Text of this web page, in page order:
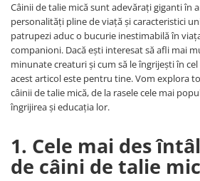
Câinii de talie mică sunt adevărați giganti în
personalități pline de viață și caracteristici
patrupezi aduc o bucurie inestimabilă în
companioni. Dacă ești interesat să afli mai
minunate creaturi și cum să le îngrijești în
acest articol este pentru tine. Vom explora
câinii de talie mică, de la rasele cele mai
îngrijirea și educația lor.
1. Cele mai des
de câini de talie